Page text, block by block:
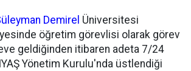
Demirel Üniversitesi
öğretim görevlisi olarak görev
geldiğinden itibaren adeta 7/24
Yönetim Kurulu'nda üstlendiği